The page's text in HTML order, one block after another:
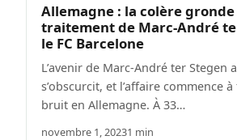
Allemagne : la colère
traitement de Marc-André
le FC Barcelone
L’avenir de Marc-André ter Stegen
s’obscurcit, et l’affaire commence
bruit en Allemagne. À 33…
novembre 1, 20231 min